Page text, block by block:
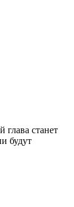
глава станет
будут